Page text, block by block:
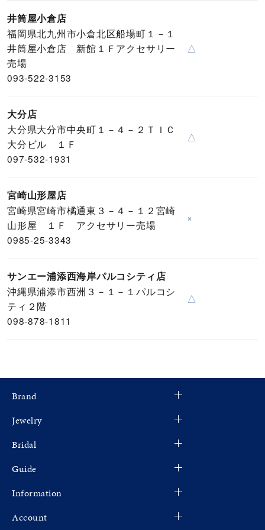
井筒屋小倉店
福岡県北九州市小倉北区船場町１－１
井筒屋小倉店 新館１Ｆアクセサリー
売場
093-522-3153
△
大分店
大分県大分市中央町１－４－２ＴＩＣ
大分ビル １Ｆ
097-532-1931
△
宮崎山形屋店
宮崎県宮崎市橘通東３－４－１２宮崎
山形屋 １Ｆ アクセサリー売場
0985-25-3343
×
サンエー浦添西海岸パルコシティ店
沖縄県浦添市西洲３－１－１パルコシ
ティ２階
098-878-1811
△
Brand
Jewelry
Bridal
Guide
Information
Account